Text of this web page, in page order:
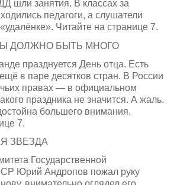
шли занятия. В классах за
педагоги, а слушатели
Читайте на странице 7.
ДОЛЖНО БЫТЬ МНОГО
празднуется День отца. Есть
в паре десятков стран. В России
правах — в официальном
праздника не значится. А жаль.
большего внимания.
7.
ЗВЕЗДА
Государственной
Юрий Андропов пожал руку